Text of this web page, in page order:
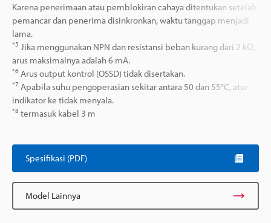
Karena penerimaan atau pemblokiran cahaya ditentukan setelah
pemancar dan penerima disinkronkan, waktu tanggap menjadi
lama.
*5 Jika menggunakan NPN dan resistansi beban kurang dari 2 kΩ,
arus maksimalnya adalah 6 mA.
*6 Arus output kontrol (OSSD) tidak disertakan.
*7 Apabila suhu pengoperasian sekitar antara 50 dan 55°C, atur
indikator ke tidak menyala.
*8 termasuk kabel 3 m
Spesifikasi (PDF)
Model Lainnya